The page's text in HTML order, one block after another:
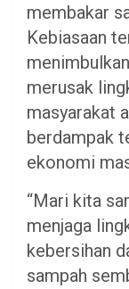
membakar
Kebiasaan
merusak
masyarakat
berdampak
ekonomi
“Mari kita
menjaga
kebersihan
sampah